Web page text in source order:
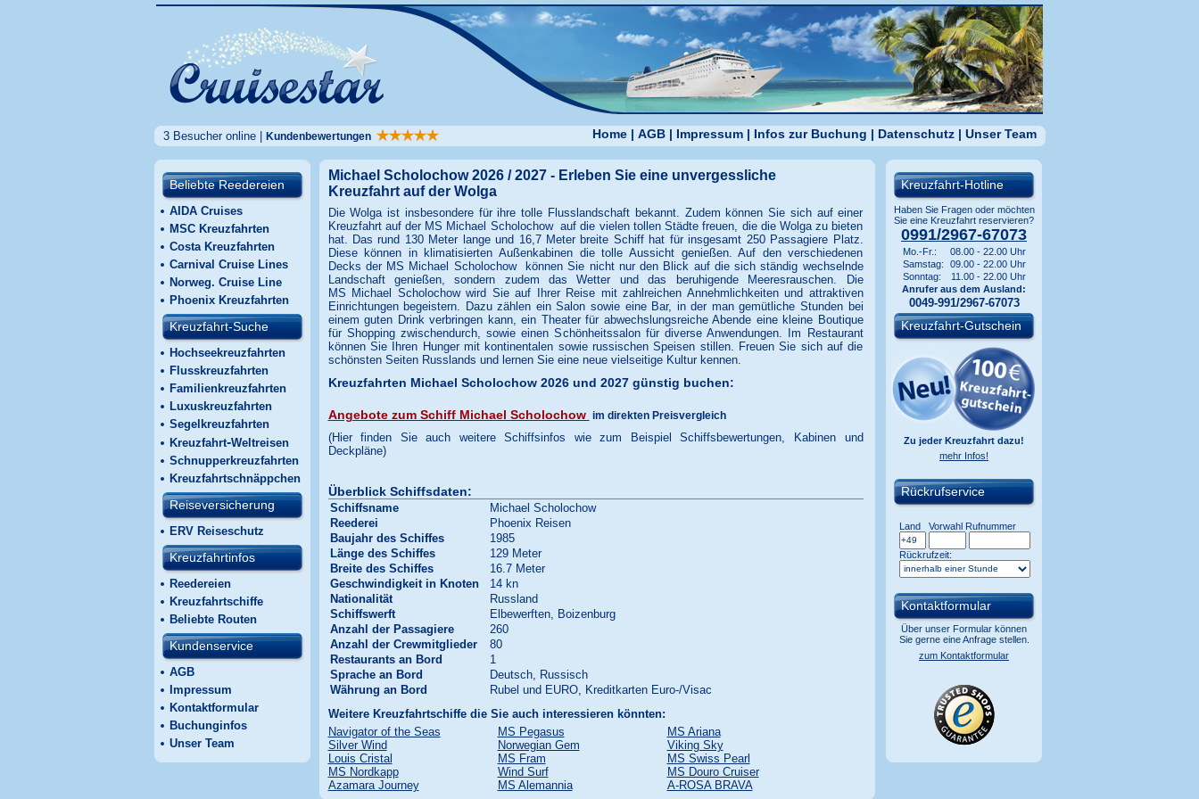
3 Besucher online | Kundenbewertungen Home | AGB | Impressum | Infos zur Buchung | Datenschutz | Unser Team
Beliebte Reedereien
AIDA Cruises
MSC Kreuzfahrten
Costa Kreuzfahrten
Carnival Cruise Lines
Norweg. Cruise Line
Phoenix Kreuzfahrten
Kreuzfahrt-Suche
Hochseekreuzfahrten
Flusskreuzfahrten
Familienkreuzfahrten
Luxuskreuzfahrten
Segelkreuzfahrten
Kreuzfahrt-Weltreisen
Schnupperkreuzfahrten
Kreuzfahrtschnäppchen
Reiseversicherung
ERV Reiseschutz
Kreuzfahrtinfos
Reedereien
Kreuzfahrtschiffe
Beliebte Routen
Kundenservice
AGB
Impressum
Kontaktformular
Buchunginfos
Unser Team
Michael Scholochow 2026 / 2027 - Erleben Sie eine unvergessliche
Kreuzfahrt auf der Wolga
Die Wolga ist insbesondere für ihre tolle Flusslandschaft bekannt. Zudem können Sie sich auf einer
Kreuzfahrt auf der MS Michael Scholochow auf die vielen tollen Städte freuen, die die Wolga zu bieten
hat. Das rund 130 Meter lange und 16,7 Meter breite Schiff hat für insgesamt 250 Passagiere Platz.
Diese können in klimatisierten Außenkabinen die tolle Aussicht genießen. Auf den verschiedenen
Decks der MS Michael Scholochow können Sie nicht nur den Blick auf die sich ständig wechselnde
Landschaft genießen, sondern zudem das Wetter und das beruhigende Meeresrauschen. Die
MS Michael Scholochow wird Sie auf Ihrer Reise mit zahlreichen Annehmlichkeiten und attraktiven
Einrichtungen begeistern. Dazu zählen ein Salon sowie eine Bar, in der man gemütliche Stunden bei
einem guten Drink verbringen kann, ein Theater für abwechslungsreiche Abende eine kleine Boutique
für Shopping zwischendurch, sowie einen Schönheitssalon für diverse Anwendungen. Im Restaurant
können Sie Ihren Hunger mit kontinentalen sowie russischen Speisen stillen. Freuen Sie sich auf die
schönsten Seiten Russlands und lernen Sie eine neue vielseitige Kultur kennen.
Kreuzfahrten Michael Scholochow 2026 und 2027 günstig buchen:
Angebote zum Schiff Michael Scholochow im direkten Preisvergleich
(Hier finden Sie auch weitere Schiffsinfos wie zum Beispiel Schiffsbewertungen, Kabinen und
Deckpläne)
Überblick Schiffsdaten:
Schiffsname
Michael Scholochow
Reederei
Phoenix Reisen
Baujahr des Schiffes
1985
Länge des Schiffes
129 Meter
Breite des Schiffes
16.7 Meter
Geschwindigkeit in Knoten
14 kn
Nationalität
Russland
Schiffswerft
Elbewerften, Boizenburg
Anzahl der Passagiere
260
Anzahl der Crewmitglieder
80
Restaurants an Bord
1
Sprache an Bord
Deutsch, Russisch
Währung an Bord
Rubel und EURO, Kreditkarten Euro-/Visac
Weitere Kreuzfahrtschiffe die Sie auch interessieren könnten:
Navigator of the Seas
MS Pegasus
MS Ariana
Silver Wind
Norwegian Gem
Viking Sky
Louis Cristal
MS Fram
MS Swiss Pearl
MS Nordkapp
Wind Surf
MS Douro Cruiser
Azamara Journey
MS Alemannia A-ROSA BRAVA
Kreuzfahrt-Hotline
Haben Sie Fragen oder möchten
Sie eine Kreuzfahrt reservieren?
0991/2967-67073
Mo.-Fr.:
08.00 - 22.00 Uhr
Samstag:
09.00 - 22.00 Uhr
Sonntag:
11.00 - 22.00 Uhr
Anrufer aus dem Ausland:
0049-991/2967-67073
Kreuzfahrt-Gutschein
Zu jeder Kreuzfahrt dazu!
mehr Infos!
Rückrufservice
Land VorwahlRufnummer
Rückrufzeit:
Kontaktformular
Über unser Formular können
Sie gerne eine Anfrage stellen.
zum Kontaktformular